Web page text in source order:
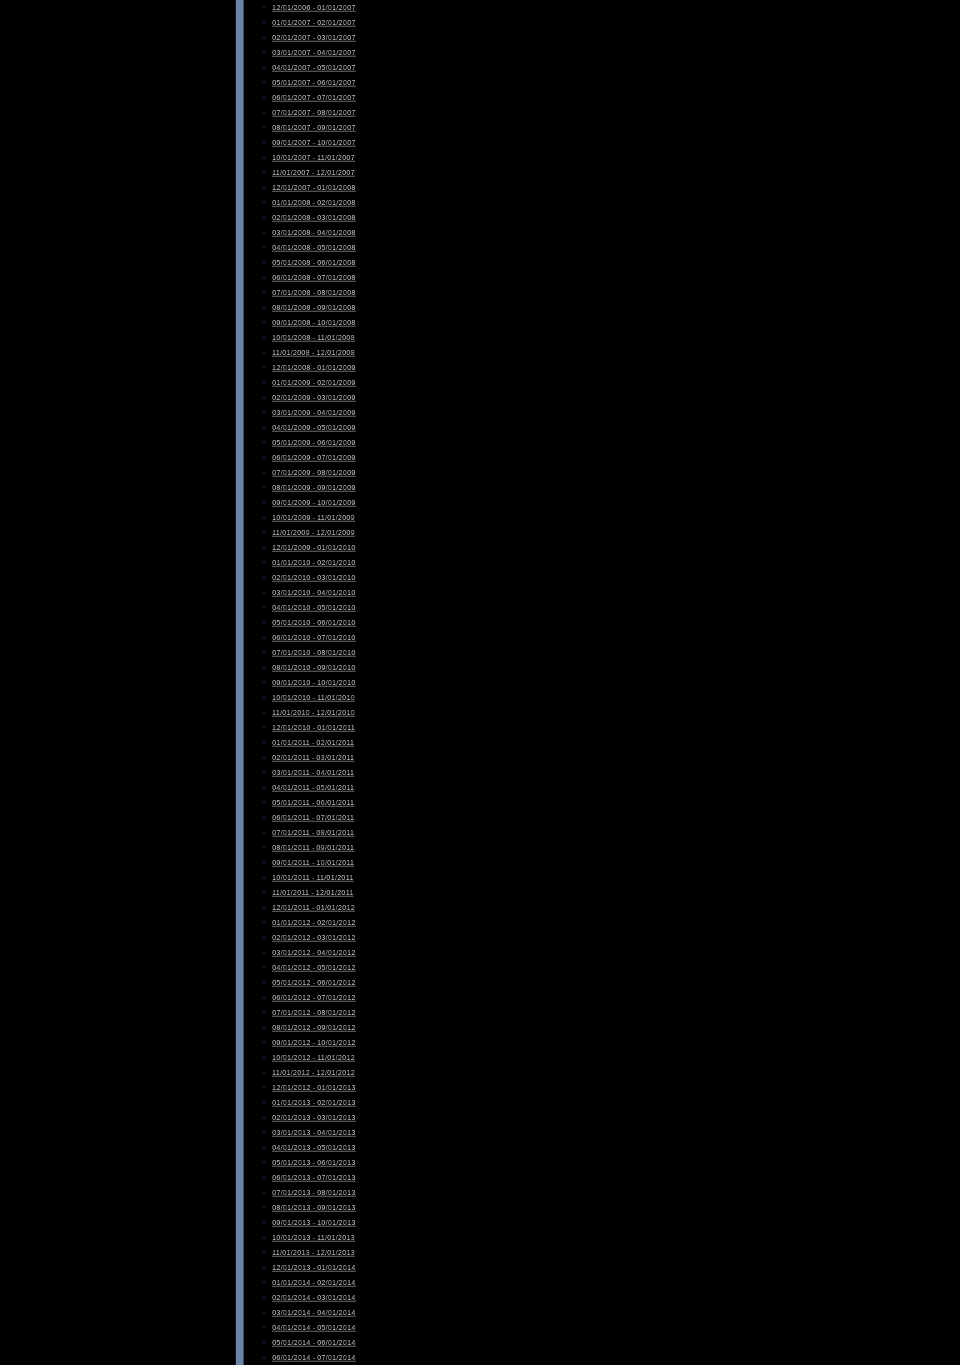
12/01/2006 - 01/01/2007
01/01/2007 - 02/01/2007
02/01/2007 - 03/01/2007
03/01/2007 - 04/01/2007
04/01/2007 - 05/01/2007
05/01/2007 - 06/01/2007
06/01/2007 - 07/01/2007
07/01/2007 - 08/01/2007
08/01/2007 - 09/01/2007
09/01/2007 - 10/01/2007
10/01/2007 - 11/01/2007
11/01/2007 - 12/01/2007
12/01/2007 - 01/01/2008
01/01/2008 - 02/01/2008
02/01/2008 - 03/01/2008
03/01/2008 - 04/01/2008
04/01/2008 - 05/01/2008
05/01/2008 - 06/01/2008
06/01/2008 - 07/01/2008
07/01/2008 - 08/01/2008
08/01/2008 - 09/01/2008
09/01/2008 - 10/01/2008
10/01/2008 - 11/01/2008
11/01/2008 - 12/01/2008
12/01/2008 - 01/01/2009
01/01/2009 - 02/01/2009
02/01/2009 - 03/01/2009
03/01/2009 - 04/01/2009
04/01/2009 - 05/01/2009
05/01/2009 - 06/01/2009
06/01/2009 - 07/01/2009
07/01/2009 - 08/01/2009
08/01/2009 - 09/01/2009
09/01/2009 - 10/01/2009
10/01/2009 - 11/01/2009
11/01/2009 - 12/01/2009
12/01/2009 - 01/01/2010
01/01/2010 - 02/01/2010
02/01/2010 - 03/01/2010
03/01/2010 - 04/01/2010
04/01/2010 - 05/01/2010
05/01/2010 - 06/01/2010
06/01/2010 - 07/01/2010
07/01/2010 - 08/01/2010
08/01/2010 - 09/01/2010
09/01/2010 - 10/01/2010
10/01/2010 - 11/01/2010
11/01/2010 - 12/01/2010
12/01/2010 - 01/01/2011
01/01/2011 - 02/01/2011
02/01/2011 - 03/01/2011
03/01/2011 - 04/01/2011
04/01/2011 - 05/01/2011
05/01/2011 - 06/01/2011
06/01/2011 - 07/01/2011
07/01/2011 - 08/01/2011
08/01/2011 - 09/01/2011
09/01/2011 - 10/01/2011
10/01/2011 - 11/01/2011
11/01/2011 - 12/01/2011
12/01/2011 - 01/01/2012
01/01/2012 - 02/01/2012
02/01/2012 - 03/01/2012
03/01/2012 - 04/01/2012
04/01/2012 - 05/01/2012
05/01/2012 - 06/01/2012
06/01/2012 - 07/01/2012
07/01/2012 - 08/01/2012
08/01/2012 - 09/01/2012
09/01/2012 - 10/01/2012
10/01/2012 - 11/01/2012
11/01/2012 - 12/01/2012
12/01/2012 - 01/01/2013
01/01/2013 - 02/01/2013
02/01/2013 - 03/01/2013
03/01/2013 - 04/01/2013
04/01/2013 - 05/01/2013
05/01/2013 - 06/01/2013
06/01/2013 - 07/01/2013
07/01/2013 - 08/01/2013
08/01/2013 - 09/01/2013
09/01/2013 - 10/01/2013
10/01/2013 - 11/01/2013
11/01/2013 - 12/01/2013
12/01/2013 - 01/01/2014
01/01/2014 - 02/01/2014
02/01/2014 - 03/01/2014
03/01/2014 - 04/01/2014
04/01/2014 - 05/01/2014
05/01/2014 - 06/01/2014
06/01/2014 - 07/01/2014